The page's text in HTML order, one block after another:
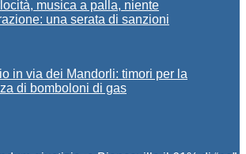
musica a palla, niente
una serata di sanzioni
in via dei Mandorli: timori per la
di bomboloni di gas